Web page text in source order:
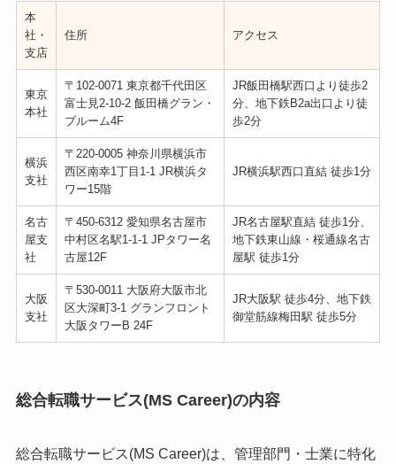
本
社・
支店
住所 アクセス
東京
本社
〒102-0071 東京都千代田区
富士見2-10-2 飯田橋グラン・
ブルーム4F
JR飯田橋駅西口より徒歩2
分、地下鉄B2a出口より徒
歩2分
横浜
支社
〒220-0005 神奈川県横浜市
西区南幸1丁目1-1 JR横浜タ
ワー15階
JR横浜駅西口直結 徒歩1分
名古
屋支
社
〒450-6312 愛知県名古屋市
中村区名駅1-1-1 JPタワー名
古屋12F
JR名古屋駅直結 徒歩1分、
地下鉄東山線・桜通線名古
屋駅 徒歩1分
大阪
支社
〒530-0011 大阪府大阪市北
区大深町3-1 グランフロント
大阪タワーB 24F
JR大阪駅 徒歩4分、地下鉄
御堂筋線梅田駅 徒歩5分
総合転職サービス(MS Career)の内容
総合転職サービス(MS Career)は、管理部門・士業に特化